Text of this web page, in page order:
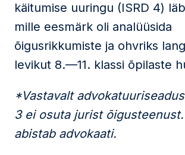
käitumise uuringu (ISRD 4)
mille eesmärk oli analüüsida
õigusrikkumiste ja ohvriks
levikut 8.—11. klassi õpilaste
*Vastavalt
3 ei osuta jurist
abistab advokaati.